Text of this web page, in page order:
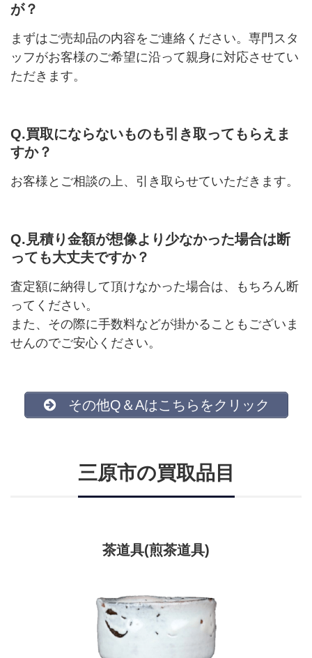
が？
まずはご売却品の内容をご連絡ください。専門スタ
ッフがお客様のご希望に沿って親身に対応させてい
ただきます。
Q.買取にならないものも引き取ってもらえま
すか？
お客様とご相談の上、引き取らせていただきます。
Q.見積り金額が想像より少なかった場合は断
っても大丈夫ですか？
査定額に納得して頂けなかった場合は、もちろん断
ってください。
また、その際に手数料などが掛かることもございま
せんのでご安心ください。
その他Q＆Aはこちらをクリック
三原市の買取品目
茶道具(煎茶道具)